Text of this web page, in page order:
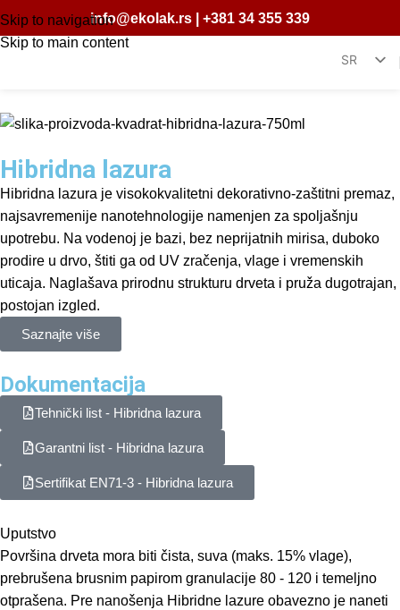
Skip to navigation
Skip to main content
info@ekolak.rs +381 34 355 339
SR
Hibridna lazura
Hibridna lazura je visokokvalitetni dekorativno-zaštitni premaz,
najsavremenije nanotehnologije namenjen za spoljašnju
upotrebu. Na vodenoj je bazi, bez neprijatnih mirisa, duboko
prodire u drvo, štiti ga od UV zračenja, vlage i vremenskih
uticaja. Naglašava prirodnu strukturu drveta i pruža dugotrajan,
postojan izgled.
Saznajte više
Dokumentacija
Tehnički list - Hibridna lazura
Garantni list - Hibridna lazura
Sertifikat EN71-3 - Hibridna lazura
Uputstvo
Površina drveta mora biti čista, suva (maks. 15% vlage),
prebrušena brusnim papirom granulacije 80 - 120 i temeljno
otprašena. Pre nanošenja Hibridne lazure obavezno je naneti